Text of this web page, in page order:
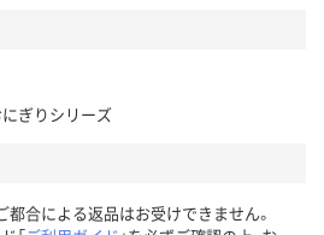
にぎりシリーズ
都合による返品はお受けできません。